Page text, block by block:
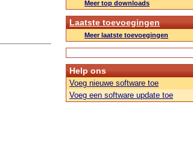
Meer top downloads
Laatste toevoegingen
Meer laatste toevoegingen
Help ons
Voeg nieuwe software toe
Voeg een software update toe